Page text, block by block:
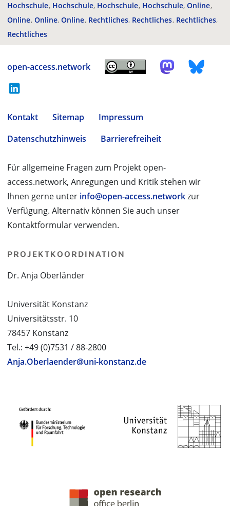
Hochschule Hochschule Hochschule Hochschule Online
Online Online Online Rechtliches Rechtliches Rechtliches
Rechtliches
open-access.network
Kontakt Sitemap
Impressum
Datenschutzhinweis
Barrierefreiheit
Für allgemeine Fragen zum Projekt open-
access.network, Anregungen und Kritik stehen wir
Ihnen gerne unter info@open-access.networkzur
Verfügung. Alternativ können Sie auch unser
Kontaktformular verwenden.
PROJEKTKOORDINATION
Dr. Anja Oberländer
Universität Konstanz
Universitätsstr. 10
78457 Konstanz
Tel.: +49 (0)7531 / 88-2800
Anja.Oberlaender@uni-konstanz.de